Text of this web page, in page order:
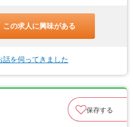
この求人に興味がある
を伺ってきました
保存する